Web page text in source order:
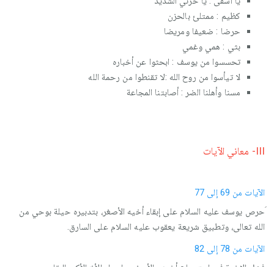
كظيم : ممتلئ بالحزن
حرضا : ضعيفا ومريضا
بثي : همي وغمي
تحسسوا من يوسف : ابحثوا عن أخباره
لا تيأسوا من روح الله :لا تقنطوا من رحمة الله
مسنا وأهلنا الضر : أصابتنا المجاعة
III- معاني الآيات
‏الآيات من 69 إلى 77
َحرص يوسف عليه السلام على إبقاء أخيه الأصغر، بتدبيره حيلة بوحي من
الله تعالى، وتطبيق شريعة يعقوب عليه السلام على السارق.
‏الآيات من 78 إلى 82